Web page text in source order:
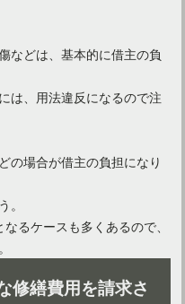
などは、基本的に借主の負
は、用法違反になるので注
の場合が借主の負担になり
るケースも多くあるので、
修繕費用を請求さ